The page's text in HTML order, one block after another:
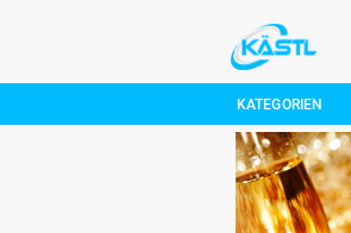
KATEGORIEN